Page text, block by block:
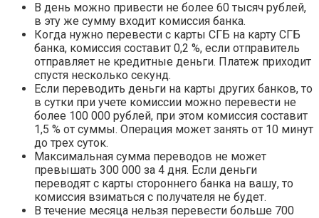
В день можно привести не более 60 тысяч рублей,
в эту же сумму входит комиссия банка.
Когда нужно перевести с карты СГБ на карту СГБ
банка, комиссия составит 0,2 %, если отправитель
отправляет не кредитные деньги. Платеж приходит
спустя несколько секунд.
Если переводить деньги на карты других банков, то
в сутки при учете комиссии можно перевести не
более 100 000 рублей, при этом комиссия составит
1,5 % от суммы. Операция может занять от 10 минут
до трех суток.
Максимальная сумма переводов не может
превышать 300 000 за 4 дня. Если деньги
переводят с карты стороннего банка на вашу, то
комиссия взиматься с получателя не будет.
В течение месяца нельзя перевести больше 700